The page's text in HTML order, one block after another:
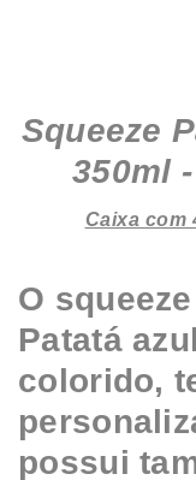
Squeeze
350ml
Caixa com
O
Patatá
colorido,
possui